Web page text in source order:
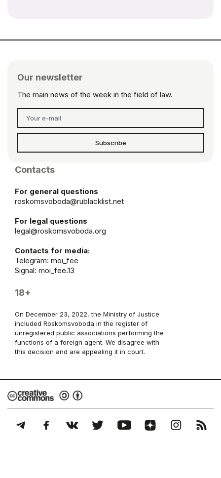
Our newsletter
The main news of the week in the field of law.
Subscribe
Contacts
For general questions
roskomsvoboda@rublacklist.net
For legal questions
legal@roskomsvoboda.org
Contacts for media:
Telegram: moi_fee
Signal: moi_fee.13
18+
On December 23, 2022, the Ministry of Justice
included Roskomsvoboda in the register of
unregistered public associations performing the
functions of a foreign agent. We disagree with
this decision and are appealing it in court.